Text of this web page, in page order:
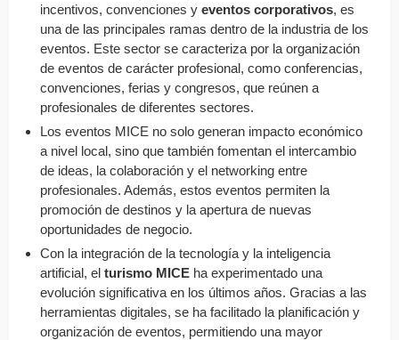
incentivos, convenciones y eventos corporativos, es
una de las principales ramas dentro de la industria de los
eventos. Este sector se caracteriza por la organización
de eventos de carácter profesional, como conferencias,
convenciones, ferias y congresos, que reúnen a
profesionales de diferentes sectores.
Los eventos MICE no solo generan impacto económico
a nivel local, sino que también fomentan el intercambio
de ideas, la colaboración y el networking entre
profesionales. Además, estos eventos permiten la
promoción de destinos y la apertura de nuevas
oportunidades de negocio.
Con la integración de la tecnología y la inteligencia
artificial, el turismo MICE ha experimentado una
evolución significativa en los últimos años. Gracias a las
herramientas digitales, se ha facilitado la planificación y
organización de eventos, permitiendo una mayor